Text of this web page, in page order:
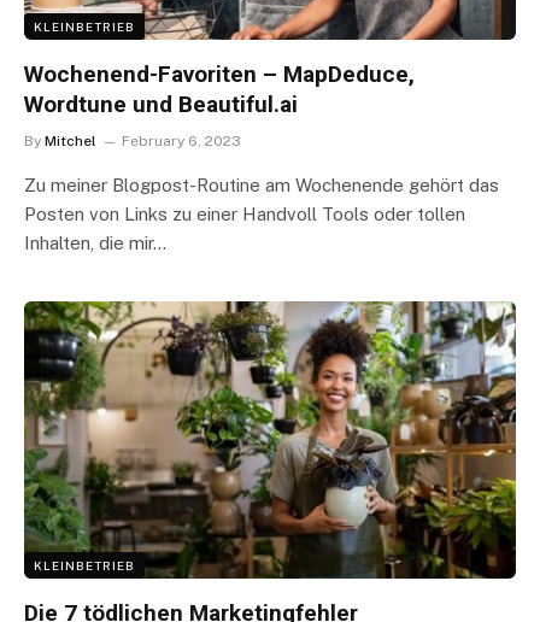
KLEINBETRIEB
Wochenend-Favoriten – MapDeduce,
Wordtune und Beautiful.ai
By Mitchel February 6, 2023
Zu meiner Blogpost-Routine am Wochenende gehört das
Posten von Links zu einer Handvoll Tools oder tollen
Inhalten, die mir…
KLEINBETRIEB
Die 7 tödlichen Marketingfehler